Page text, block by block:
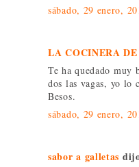
sábado, 29 enero,
LA COCINERA
Te ha quedado muy
dos las vagas, yo lo
Besos.
sábado, 29 enero,
sabor a galletas